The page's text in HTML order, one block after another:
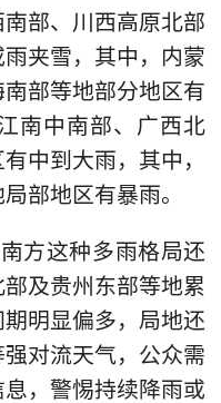
部、川西高原北部
夹雪，其中，内蒙
部等地部分地区有
南中南部、广西北
中到大雨，其中，
部地区有暴雨。
方这种多雨格局还
及贵州东部等地累
明显偏多，局地还
对流天气，公众需
，警惕持续降雨或